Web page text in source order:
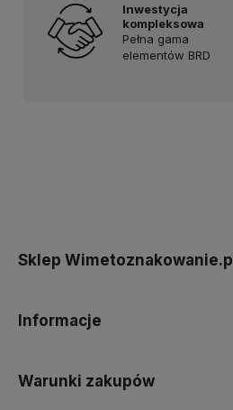
Inwestycja
kompleksowa
Pełna gama
elementów BRD
Sklep Wimetoznakowanie.pl
Informacje
Warunki zakupów